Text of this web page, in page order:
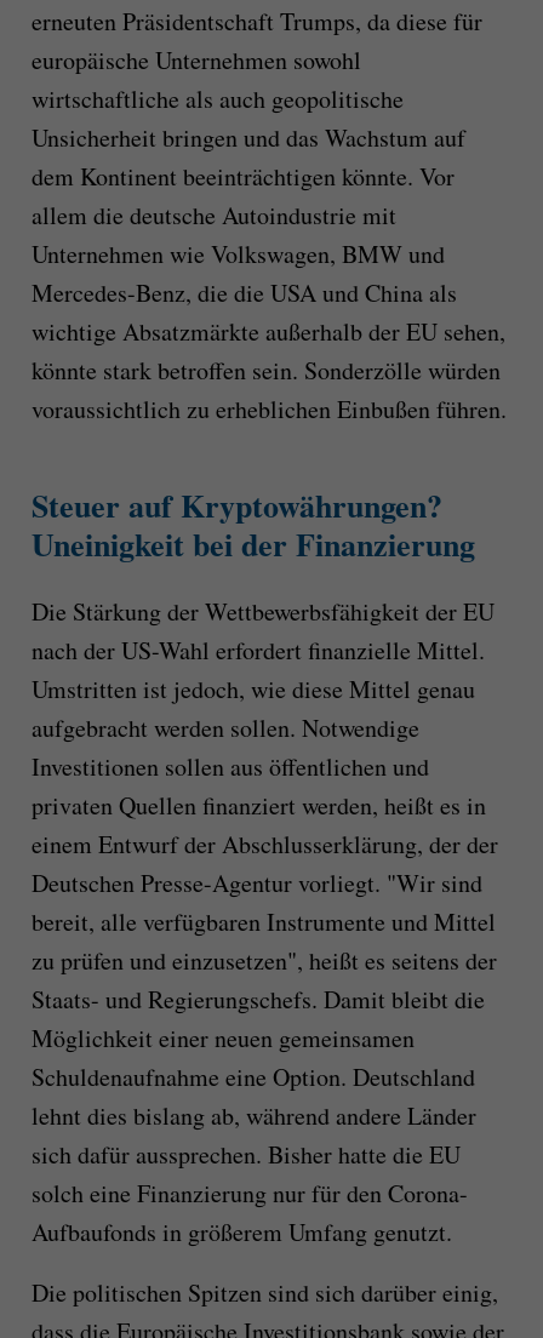
erneuten Präsidentschaft Trumps, da diese für
europäische Unternehmen sowohl
wirtschaftliche als auch geopolitische
Unsicherheit bringen und das Wachstum auf
dem Kontinent beeinträchtigen könnte. Vor
allem die deutsche Autoindustrie mit
Unternehmen wie Volkswagen, BMW und
Mercedes-Benz, die die USA und China als
wichtige Absatzmärkte außerhalb der EU sehen,
könnte stark betroffen sein. Sonderzölle würden
voraussichtlich zu erheblichen Einbußen führen.
Steuer auf Kryptowährungen?
Uneinigkeit bei der Finanzierung
Die Stärkung der Wettbewerbsfähigkeit der EU
nach der US-Wahl erfordert finanzielle Mittel.
Umstritten ist jedoch, wie diese Mittel genau
aufgebracht werden sollen. Notwendige
Investitionen sollen aus öffentlichen und
privaten Quellen finanziert werden, heißt es in
einem Entwurf der Abschlusserklärung, der der
Deutschen Presse-Agentur vorliegt. "Wir sind
bereit, alle verfügbaren Instrumente und Mittel
zu prüfen und einzusetzen", heißt es seitens der
Staats- und Regierungschefs. Damit bleibt die
Möglichkeit einer neuen gemeinsamen
Schuldenaufnahme eine Option. Deutschland
lehnt dies bislang ab, während andere Länder
sich dafür aussprechen. Bisher hatte die EU
solch eine Finanzierung nur für den Corona-
Aufbaufonds in größerem Umfang genutzt.
Die politischen Spitzen sind sich darüber einig,